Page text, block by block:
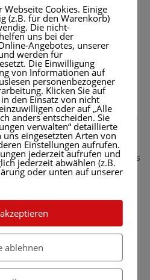
werden und Cookies nur im
von Cookies für bestimmte
sowie das automatische
des Browser aktivieren.
kann die Funktionalität
sein.
des elektronischen
zur Bereitstellung bestimmter,
(z.B. Warenkorbfunktion)
von Art. 6 Abs. 1 lit. f
hat ein berechtigtes
von Cookies zur technisch
seiner Dienste.
zur Analyse Ihres
werden diese in dieser
behandelt.
und speichert automatisch
Cookies. Einige
(z.B. für den Warenkorb)
Die nicht-
uns bei der
Angebotes, unserer
werden für
Die Einwilligung
von Informationen auf
personenbezogener
Klicken Sie auf
den Einsatz von nicht
oder auf „Alle
anders entscheiden. Sie
verwalten“ detaillierte
eingesetzten Arten von
Einstellungen aufrufen.
jederzeit aufrufen und
jederzeit abwählen (z.B.
oder unten auf unserer
ablehnen